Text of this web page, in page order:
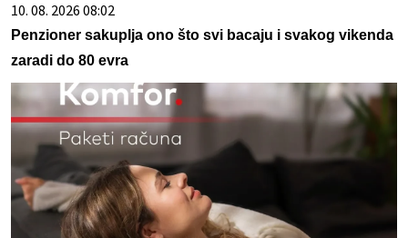
10. 08. 2026 08:02
Penzioner sakuplja ono što svi bacaju i svakog vikenda
zaradi do 80 evra